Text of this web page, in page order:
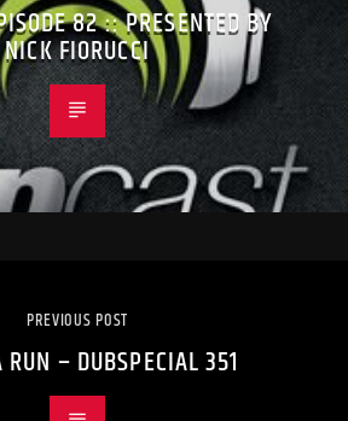
82 :: PRESENTED BY
NICK FIORUCCI
PREVIOUS POST
RUN – DUBSPECIAL 351